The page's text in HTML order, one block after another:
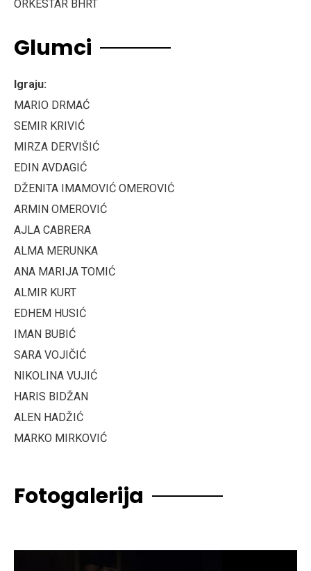
ORKESTAR BHRT
Glumci
Igraju:
MARIO DRMAĆ
SEMIR KRIVIĆ
MIRZA DERVIŠIĆ
EDIN AVDAGIĆ
DŽENITA IMAMOVIĆ OMEROVIĆ
ARMIN OMEROVIĆ
AJLA CABRERA
ALMA MERUNKA
ANA MARIJA TOMIĆ
ALMIR KURT
EDHEM HUSIĆ
IMAN BUBIĆ
SARA VOJIČIĆ
NIKOLINA VUJIĆ
HARIS BIDŽAN
ALEN HADŽIĆ
MARKO MIRKOVIĆ
Fotogalerija